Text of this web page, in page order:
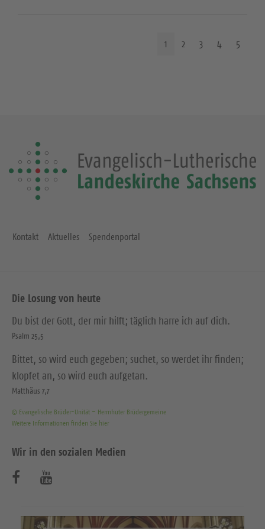
1 2 3 4 5
Kontakt Aktuelles Spendenportal
Die Losung von heute
Du bist der Gott, der mir hilft; täglich harre ich auf dich.
Psalm 25,5
Bittet, so wird euch gegeben; suchet, so werdet ihr finden;
klopfet an, so wird euch aufgetan.
Matthäus 7,7
© Evangelische Brüder-Unität – Herrnhuter Brüdergemeine
Weitere Informationen finden Sie hier
Wir in den sozialen Medien
s
s